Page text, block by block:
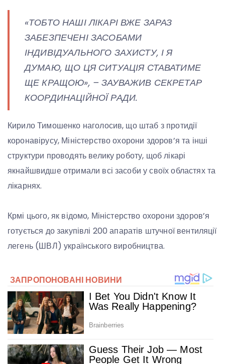
«ТОБТО НАШІ ЛІКАРІ ВЖЕ ЗАРАЗ
ЗАБЕЗПЕЧЕНІ ЗАСОБАМИ
ІНДИВІДУАЛЬНОГО ЗАХИСТУ, І Я
ДУМАЮ, ЩО ЦЯ СИТУАЦІЯ СТАВАТИМЕ
ЩЕ КРАЩОЮ», – ЗАУВАЖИВ СЕКРЕТАР
КООРДИНАЦІЙНОЇ РАДИ.
Кирило Тимошенко наголосив, що штаб з протидії
коронавірусу, Міністерство охорони здоров’я та інші
структури проводять велику роботу, щоб лікарі
якнайшвидше отримали всі засоби у своїх областях та
лікарнях.
Крмі цього, як відомо, Міністерство охорони здоров’я
готується до закупівлі 200 апаратів штучної вентиляції
легень (ШВЛ) українського виробництва.